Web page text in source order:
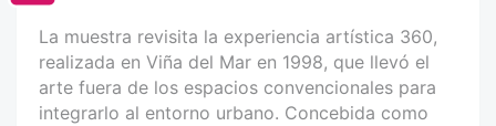
La muestra revisita la experiencia artística 360,
realizada en Viña del Mar en 1998, que llevó el
arte fuera de los espacios convencionales para
integrarlo al entorno urbano. Concebida como